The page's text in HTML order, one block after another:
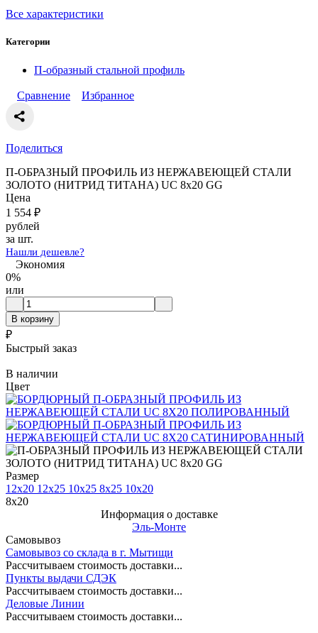
Все характеристики
Категории
П-образный стальной профиль
Сравнение Избранное
Поделиться
П-ОБРАЗНЫЙ ПРОФИЛЬ ИЗ НЕРЖАВЕЮЩЕЙ СТАЛИ
ЗОЛОТО (НИТРИД ТИТАНА) UC 8x20 GG
Цена
1 554 ₽
рублей
за шт.
Нашли дешевле?
Экономия
0%
или
В корзину
₽
Быстрый заказ
В наличии
Цвет
Размер
12x20 12x25 10x25 8x25 10x20
8x20
Информация о доставке
Эль-Монте
Самовывоз
Самовывоз со склада в г. Мытищи
Рассчитываем стоимость доставки...
Пункты выдачи СДЭК
Рассчитываем стоимость доставки...
Деловые Линии
Рассчитываем стоимость доставки...